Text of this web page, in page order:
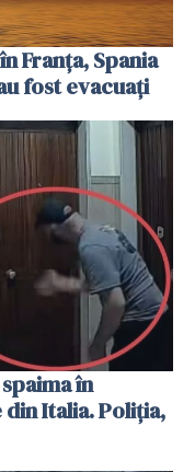
Franța, Spania
fost evacuați
în
Italia. Poliția,